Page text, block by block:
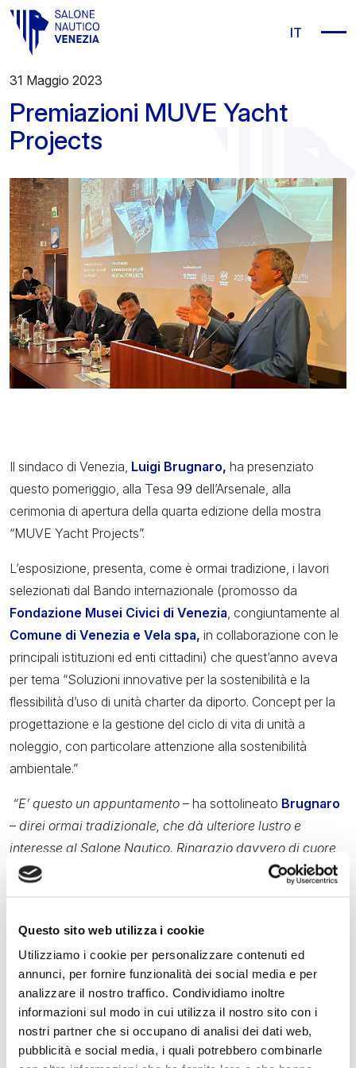
Questo sito web utilizza i cookie
Utilizziamo i cookie per personalizzare contenuti ed
annunci, per fornire funzionalità dei social media e per
analizzare il nostro traffico. Condividiamo inoltre
informazioni sul modo in cui utilizza il nostro sito con i
nostri partner che si occupano di analisi dei dati web,
pubblicità e social media, i quali potrebbero combinarle
Vai al contenuto principale
IT
31 Maggio 2023
Premiazioni MUVE Yacht
Projects
Il sindaco di Venezia, Luigi Brugnaro, ha presenziato
questo pomeriggio, alla Tesa 99 dell’Arsenale, alla
cerimonia di apertura della quarta edizione della mostra
“MUVE Yacht Projects”.
L’esposizione, presenta, come è ormai tradizione, i lavori
selezionati dal Bando internazionale (promosso da
Fondazione Musei Civici di Venezia, congiuntamente al
Comune di Venezia e Vela spa, in collaborazione con le
principali istituzioni ed enti cittadini) che quest’anno aveva
per tema “Soluzioni innovative per la sostenibilità e la
flessibilità d’uso di unità charter da diporto. Concept per la
progettazione e la gestione del ciclo di vita di unità a
noleggio, con particolare attenzione alla sostenibilità
ambientale.”
“E’ questo un appuntamento – ha sottolineato Brugnaro
– direi ormai tradizionale, che dà ulteriore lustro e
interesse al Salone Nautico. Ringrazio davvero di cuore
gli organizzatori che ogni volta riescono ad allestire una
manifestazione che propone idee e soluzioni riguardo a
contempo grande spazio ai giovani, che sono il nostro
futuro.”
Novità dell’edizione del 2023 la sezione “MUVE YACHT
PROJECT Academy Lab ”, che ogni anno presenterà gli
elaborati maggiormente rappresentativi e innovativi frutto
della ricerca accademica di un Ateneo di volta in volta